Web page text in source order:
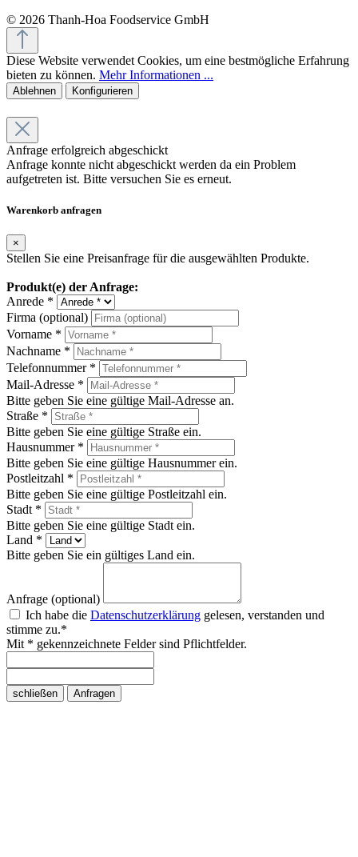
© 2026 Thanh-Hoa Foodservice GmbH
Diese Website verwendet Cookies, um eine bestmögliche Erfahrung
bieten zu können. Mehr Informationen ...
Ablehnen Konfigurieren
Anfrage erfolgreich abgeschickt
Anfrage konnte nicht abgeschickt werden da ein Problem
aufgetreten ist. Bitte versuchen Sie es erneut.
Warenkorb anfragen
×
Stellen Sie eine Preisanfrage für die ausgewählten Produkte.
Produkt(e) der Anfrage:
Anrede *
Firma (optional)
Vorname *
Nachname *
Telefonnummer *
Mail-Adresse *
Bitte geben Sie eine gültige Mail-Adresse an.
Straße *
Bitte geben Sie eine gültige Straße ein.
Hausnummer *
Bitte geben Sie eine gültige Hausnummer ein.
Postleitzahl *
Bitte geben Sie eine gültige Postleitzahl ein.
Stadt *
Bitte geben Sie eine gültige Stadt ein.
Land *
Bitte geben Sie ein gültiges Land ein.
Anfrage (optional)
Ich habe die Datenschutzerklärung gelesen, verstanden und
stimme zu.*
Mit * gekennzeichnete Felder sind Pflichtfelder.
schließen Anfragen